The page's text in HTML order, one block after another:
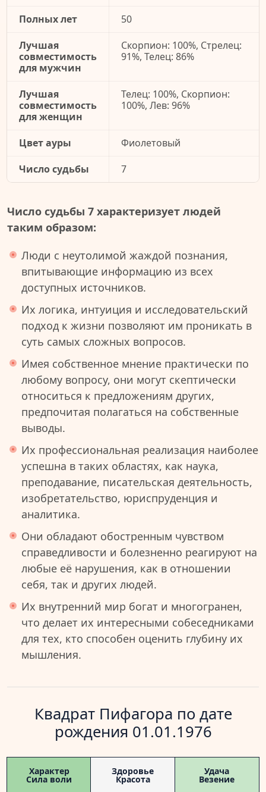
Полных лет
50
Лучшая
совместимость
для мужчин
Скорпион: 100%, Стрелец:
91%, Телец: 86%
Лучшая
совместимость
для женщин
Телец: 100%, Скорпион:
100%, Лев: 96%
Цвет ауры
Фиолетовый
Число судьбы
7
Число судьбы 7 характеризует людей
таким образом:
Люди с неутолимой жаждой познания,
впитывающие информацию из всех
доступных источников.
Их логика, интуиция и исследовательский
подход к жизни позволяют им проникать в
суть самых сложных вопросов.
Имея собственное мнение практически по
любому вопросу, они могут скептически
относиться к предложениям других,
предпочитая полагаться на собственные
выводы.
Их профессиональная реализация наиболее
успешна в таких областях, как наука,
преподавание, писательская деятельность,
изобретательство, юриспруденция и
аналитика.
Они обладают обостренным чувством
справедливости и болезненно реагируют на
любые её нарушения, как в отношении
себя, так и других людей.
Их внутренний мир богат и многогранен,
что делает их интересными собеседниками
для тех, кто способен оценить глубину их
мышления.
Квадрат Пифагора по дате
рождения 01.01.1976
Характер
Сила воли
Здоровье
Красота
Удача
Везение